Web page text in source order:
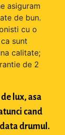
asiguram
de bun.
cu o
sunt
calitate;
de 2
lux, asa
cand
drumul.